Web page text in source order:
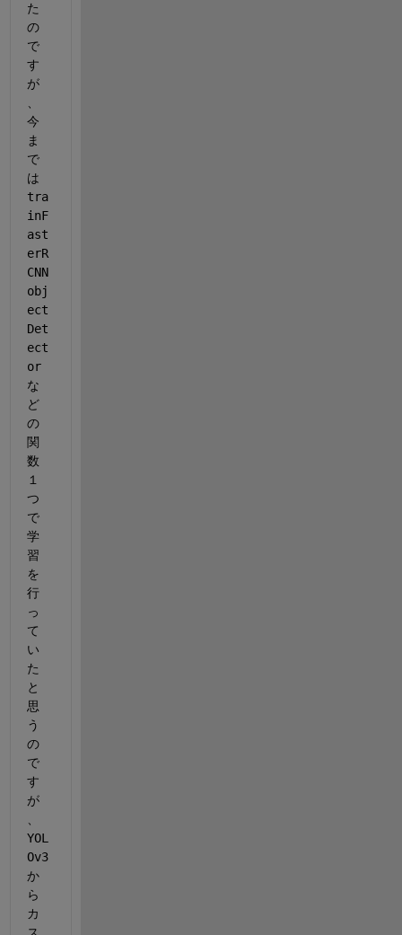
た
の
で
す
が
今
ま
で
は
tra
inF
ast
erR
CNN
obj
ect
Det
ect
or
な
ど
の
関
数
１
つ
で
学
習
を
行
っ
て
い
た
と
思
う
の
で
す
が
YOL
Ov3
か
ら
カ